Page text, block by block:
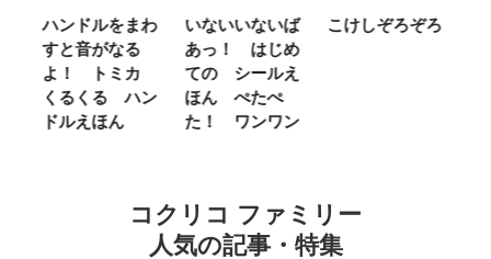
ハンドルをまわ
すと音がなる
よ！ トミカ
くるくる ハン
ドルえほん
いないいないば
あっ！ はじめ
ての シールえ
ほん ぺたぺ
た！ ワンワン
こけしぞろぞろ
コクリコ ファミリー
人気の記事・特集